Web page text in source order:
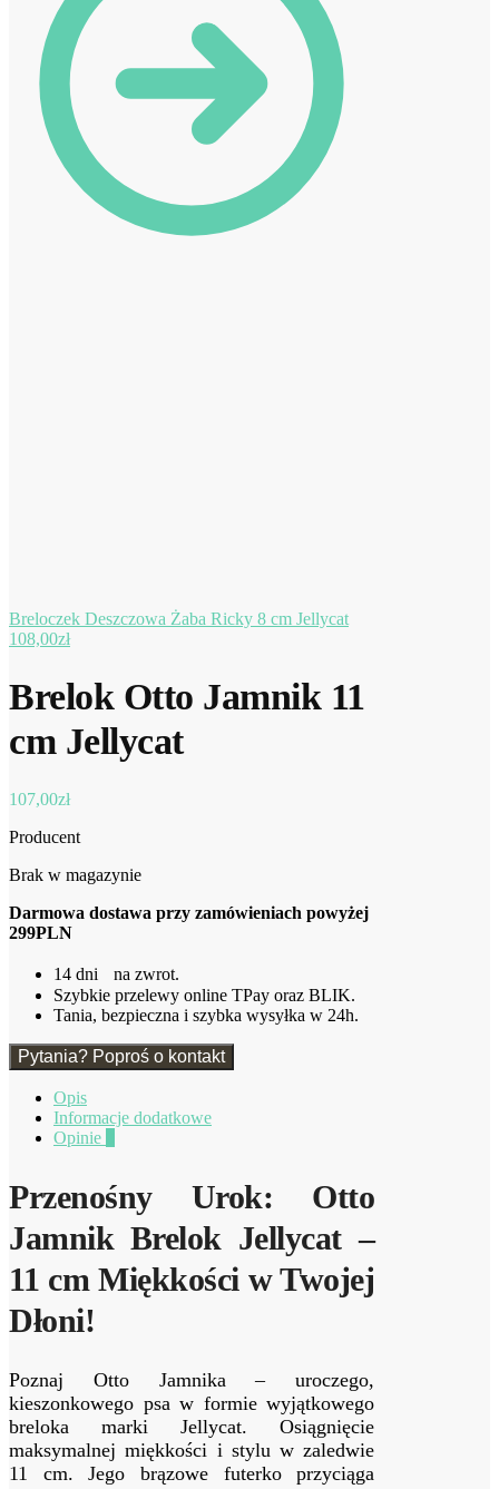
Breloczek Deszczowa Żaba Ricky 8 cm Jellycat
108,00zł
Brelok Otto Jamnik 11
cm Jellycat
107,00zł
Producent
Brak w magazynie
Darmowa dostawa przy zamówieniach powyżej
299PLN
14 dni na zwrot.
Szybkie przelewy online TPay oraz BLIK.
Tania, bezpieczna i szybka wysyłka w 24h.
Pytania? Poproś o kontakt
Opis
Informacje dodatkowe
Opinie
Przenośny Urok: Otto
Jamnik Brelok Jellycat –
11 cm Miękkości w Twojej
Dłoni!
Poznaj Otto Jamnika – uroczego,
kieszonkowego psa w formie wyjątkowego
breloka marki Jellycat. Osiągnięcie
maksymalnej miękkości i stylu w zaledwie
11 cm. Jego brązowe futerko przyciąga